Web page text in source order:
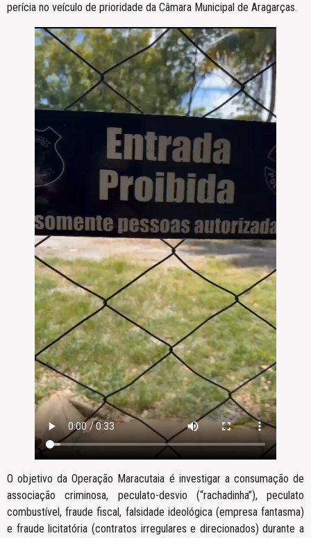
perícia no veículo de prioridade da Câmara Municipal de Aragarças.
O objetivo da Operação Maracutaia é investigar a consumação de
associação criminosa, peculato-desvio (“rachadinha”), peculato
combustível, fraude fiscal, falsidade ideológica (empresa fantasma)
e fraude licitatória (contratos irregulares e direcionados) durante a